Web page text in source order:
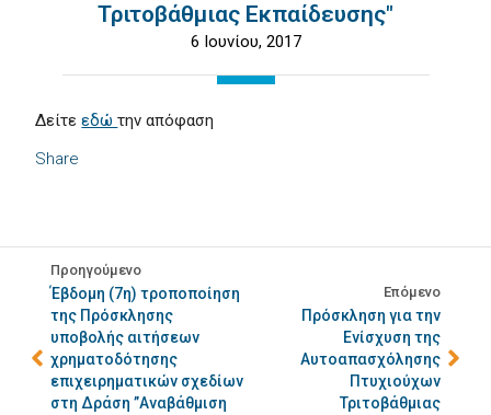
Τριτοβάθμιας Εκπαίδευσης"
6 Ιουνίου, 2017
Share
Δείτεεδώτην απόφαση
Προηγούμενο
Έβδομη (7η) τροποποίηση
της Πρόσκλησης
υποβολής αιτήσεων
χρηματοδότησης
επιχειρηματικών σχεδίων
στη Δράση ”Αναβάθμιση
Επόμενο
Πρόσκληση για την
Ενίσχυση της
Αυτοαπασχόλησης
Πτυχιούχων
Τριτοβάθμιας